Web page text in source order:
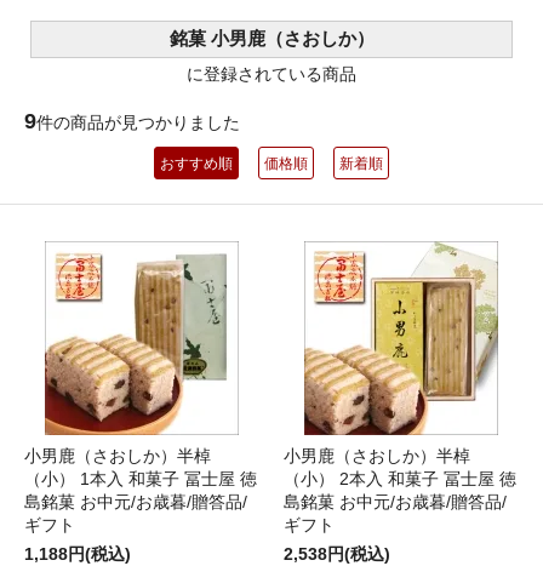
銘菓 小男鹿（さおしか）
に登録されている商品
9件の商品が見つかりました
おすすめ順 価格順 新着順
小男鹿（さおしか）半棹
（小） 1本入 和菓子 冨士屋 徳
島銘菓 お中元/お歳暮/贈答品/
ギフト
1,188円(税込)
小男鹿（さおしか）半棹
（小） 2本入 和菓子 冨士屋 徳
島銘菓 お中元/お歳暮/贈答品/
ギフト
2,538円(税込)